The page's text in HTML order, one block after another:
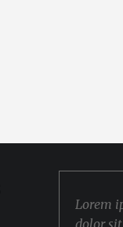
Lorem